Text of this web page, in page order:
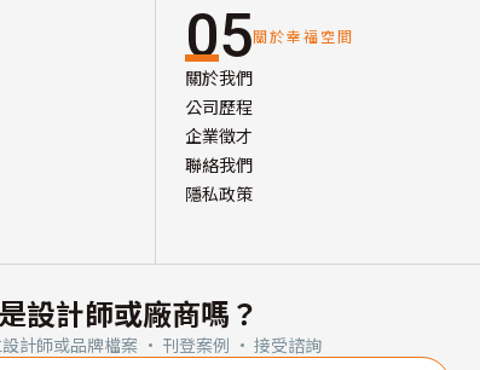
05關於幸福空間
關於我們
公司歷程
企業徵才
聯絡我們
隱私政策
設計師或廠商嗎？
設計師或品牌檔案 · 刊登案例 · 接受諮詢